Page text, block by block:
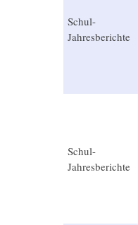
Schul-
Jahresberichte
Schul-
Jahresberichte